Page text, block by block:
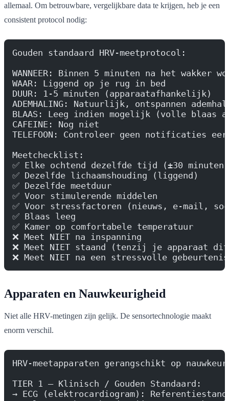
allemaal. Om betrouwbare, vergelijkbare data te krijgen, heb je een
consistent protocol nodig:
Gouden standaard HRV-meetprotocol:
WANNEER: Binnen 5 minuten na het wakker
WAAR: Liggend op je rug in bed
DUUR: 1-5 minuten (apparaatafhankelijk)
ADEMHALING: Natuurlijk, ontspannen
BLAAS: Leeg indien mogelijk (volle blaas
CAFEINE: Nog niet
TELEFOON: Controleer geen notificaties
Meetchecklist:
✅ Elke ochtend dezelfde tijd (±30 minuten)
✅ Dezelfde lichaamshouding (liggend)
✅ Dezelfde meetduur
✅ Voor stimulerende middelen
✅ Voor stressfactoren (nieuws, e-mail,
✅ Blaas leeg
✅ Kamer op comfortabele temperatuur
❌ Meet NIET na inspanning
❌ Meet NIET staand (tenzij je apparaat
❌ Meet NIET na een stressvolle gebeurtenis
Apparaten en Nauwkeurigheid
Niet alle HRV-metingen zijn gelijk. De sensortechnologie maakt
enorm verschil.
HRV-meetapparaten gerangschikt op
TIER 1 — Klinisch / Gouden Standaard:
→ ECG (elektrocardiogram):